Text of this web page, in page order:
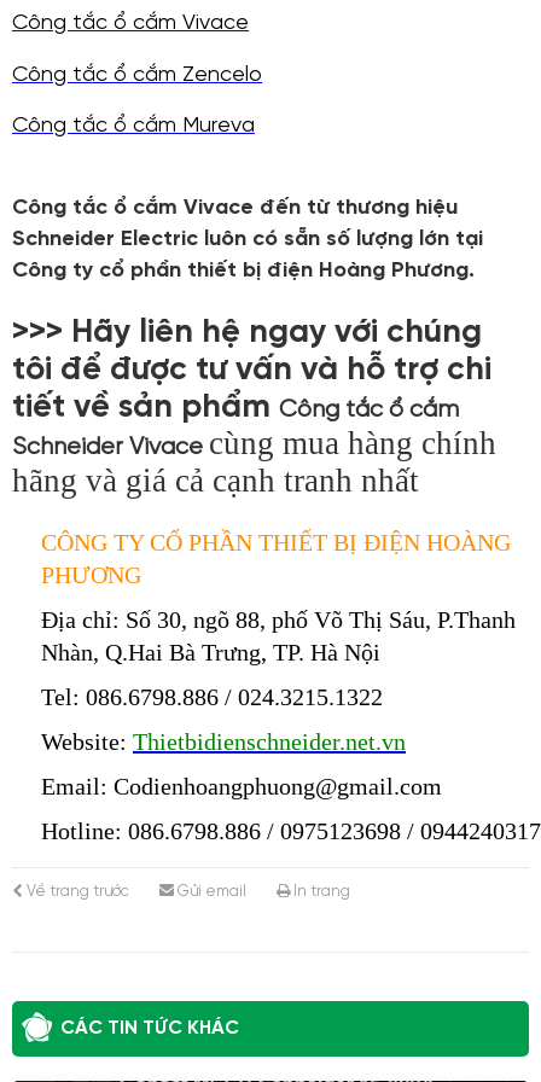
Công tắc ổ cắm Vivace
Công tắc ổ cắm Zencelo
Công tắc ổ cắm Mureva
Công tắc ổ cắm Vivace đến từ thương hiệu
Schneider Electric luôn có sẵn số lượng lớn tại
Công ty cổ phần thiết bị điện Hoàng Phương.
>>> Hãy liên hệ ngay với chúng
tôi để được tư vấn và hỗ trợ chi
tiết về sản phẩm Công tắc ổ cắm
Schneider Vivace cùng mua hàng chính
hãng và giá cả cạnh tranh nhất
CÔNG TY CỔ PHẦN THIẾT BỊ ĐIỆN HOÀNG
PHƯƠNG
Địa chỉ: Số 30, ngõ 88, phố Võ Thị Sáu, P.Thanh
Nhàn, Q.Hai Bà Trưng, TP. Hà Nội
Tel: 086.6798.886 / 024.3215.1322
Website: Thietbidienschneider.net.vn
Email: Codienhoangphuong@gmail.com
Hotline: 086.6798.886 / 0975123698 / 0944240317
Về trang trước Gửi email In trang
CÁC TIN TỨC KHÁC